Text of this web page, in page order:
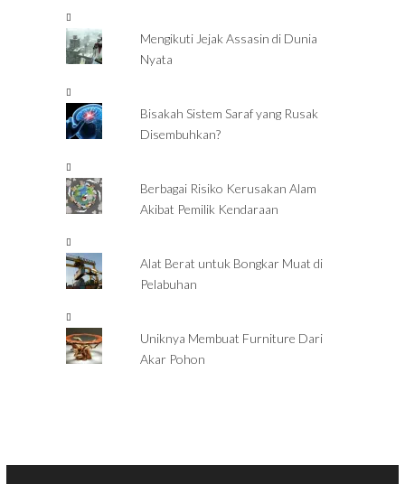
Mengikuti Jejak Assasin di Dunia
Nyata
Bisakah Sistem Saraf yang Rusak
Disembuhkan?
Berbagai Risiko Kerusakan Alam
Akibat Pemilik Kendaraan
Alat Berat untuk Bongkar Muat di
Pelabuhan
Uniknya Membuat Furniture Dari
Akar Pohon